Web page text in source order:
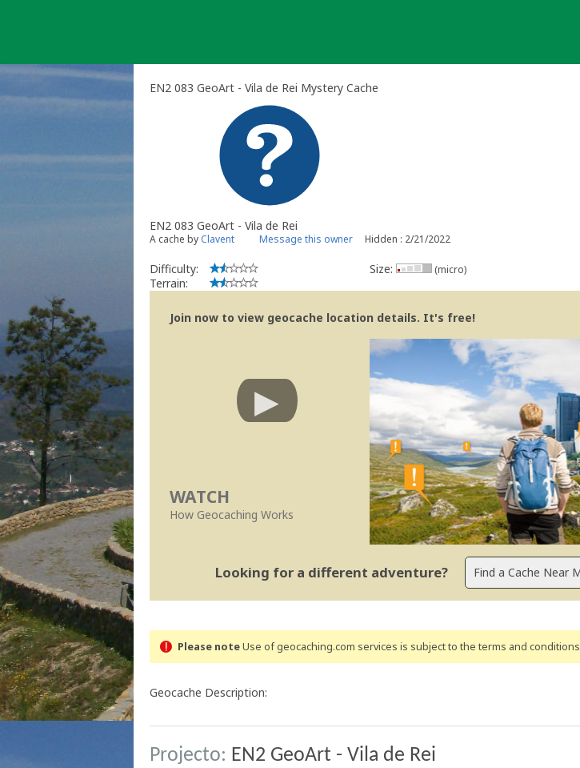
EN2 083 GeoArt - Vila de Rei Mystery Cache
EN2 083 GeoArt - Vila de Rei
A cache by Clavent Message this owner Hidden : 2/21/2022
Difficulty:
Terrain:
Size: (micro)
Join now to view geocache location details. It's free!
WATCH
How Geocaching Works
Looking for a different adventure?
Please noteUse of geocaching.com services is subject to the terms and conditions
Geocache Description:
Projecto: EN2 GeoArt - Vila de Rei